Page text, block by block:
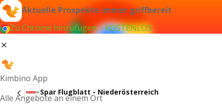
Aktuelle Prospekte immer griffbereit
Zu Chrome hinzufügen – KOSTENLOS
Kimbino App
Alle Angebote an einem Ort
Spar Flugblatt - Niederösterreich